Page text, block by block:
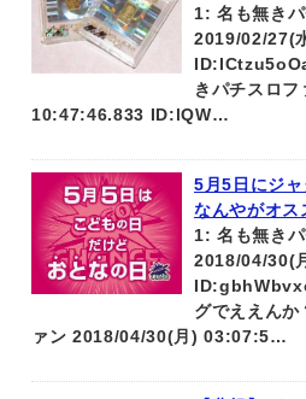
1: 名も無き
2019/02/27(
きパチスロ
10:47:46.833 ID:lQW…
5月5日にジ
なんやがオス
1: 名も無き
2018/04/30(
グでええん
ァン 2018/04/30(月) 03:07:5…